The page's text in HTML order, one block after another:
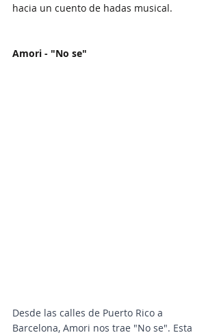
hacia un cuento de hadas musical.
Amori - "No se"
Desde las calles de Puerto Rico a
Barcelona, Amori nos trae "No se". Esta